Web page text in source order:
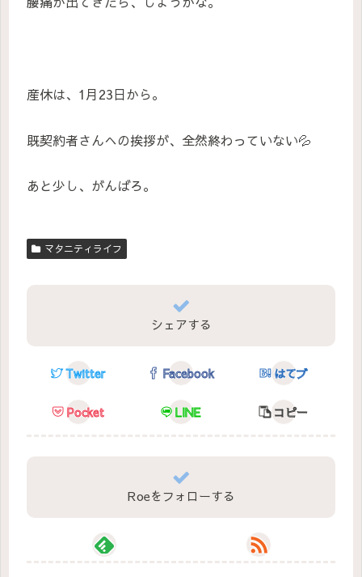
産休は、1月23日から。
既契約者さんへの挨拶が、全然終わっていない💦
あと少し、がんばろ。
マタニティライフ
シェアする
Twitter Facebook はてブ
Pocket LINE コピー
Roeをフォローする